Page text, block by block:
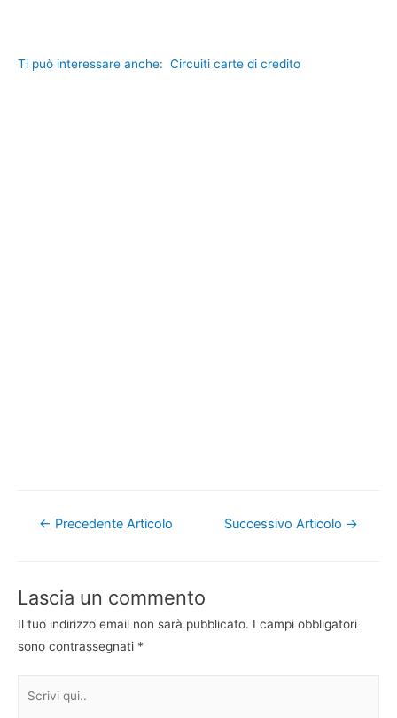
Ti può interessare anche: Circuiti carte di credito
Navigazione
← Precedente Articolo Successivo Articolo →
Lascia un commento
Il tuo indirizzo email non sarà pubblicato. I campi obbligatori
sono contrassegnati *